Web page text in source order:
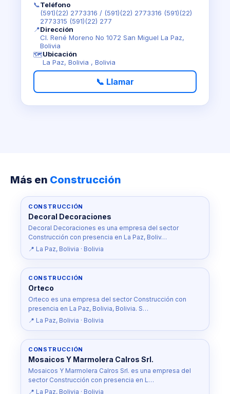
📞Teléfono
(591)(22) 2773316 / (591)(22) 2773316 (591)(22)
2773315 (591)(22) 277
📍Dirección
Cl. René Moreno No 1072 San Miguel La Paz,
Bolivia
🗺️Ubicación
La Paz, Bolivia , Bolivia
📞 Llamar
Más en Construcción
CONSTRUCCIÓN
Decoral Decoraciones
Decoral Decoraciones es una empresa del sector
Construcción con presencia en La Paz, Boliv…
📍 La Paz, Bolivia · Bolivia
CONSTRUCCIÓN
Orteco
Orteco es una empresa del sector Construcción con
presencia en La Paz, Bolivia, Bolivia. S…
📍 La Paz, Bolivia · Bolivia
CONSTRUCCIÓN
Mosaicos Y Marmolera Calros Srl.
Mosaicos Y Marmolera Calros Srl. es una empresa del
sector Construcción con presencia en L…
📍 La Paz, Bolivia · Bolivia